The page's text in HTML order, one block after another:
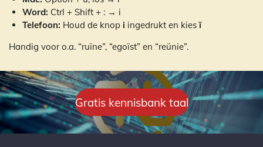
Word: Ctrl + Shift + : → i
Telefoon: Houd de knop i ingedrukt en kiesï
Handig voor o.a. “ruïne”, “egoïst” en “reünie”.
Gratis kennisbank taal